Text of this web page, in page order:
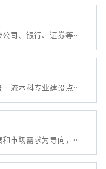
专业简介保险学专业主要为保险公司、银行、证券等金融部门、大型企事业单位培养风险管理与保险业务的中高级金融保险创新型、应用型管理人才。要求学生有扎实的经济学、统计学基本知识，系统掌握保险学基础理论、保险精算理论以及保险公司业务知识，熟悉国家有关保险的法规、方针和政策，具有较强的市场调研、业务开拓和管理能力。核心课程政治经济学、微观经济学、宏观经济学、货币金融学、财政学、会计学、统计学、计量经济学...
专业简介金融工程专业为国家级一流本科专业建设点、省首批一流本科专业建设点、省新兴特色专业，主要研究金融产品设计、定价和交易的系列理论和应用问题。采用与国际接轨的课程设置与教学内容，培养具备金融学、经济学、财务管理等基础知识，具有较高的数学、计算机信息技术、外语能力，能快速适应我国金融市场飞速发展要求并能积极参与国际金融市场运作的，具有较强金融创新能力的高级应用型金融人才。核心课程金融学、经济学...
专业简介金融学专业以时代发展和市场需求为导向，旨在培养爱国守法，具备健全的人格、良好的心理素质与合作精神，系统掌握金融专业知识和相关技能，能够胜任银行、证券、保险、基金、信托等各类金融机构及政府金融管理部门和其他企事业单位的专业工作，或者具备在国内外教育科研机构继续攻读更高等级学位(或从事学术研究)的资格条件，具备创新精神、创业意识和创新创业能力，能适应市场经济竞争要求的高级应用型、创新型金融专...